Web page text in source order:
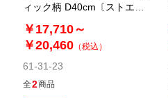
ィック柄 D40cm〔ストエキ
オリジナル〕
￥17,710～
￥20,460 （税込）
61-31-23
全2商品